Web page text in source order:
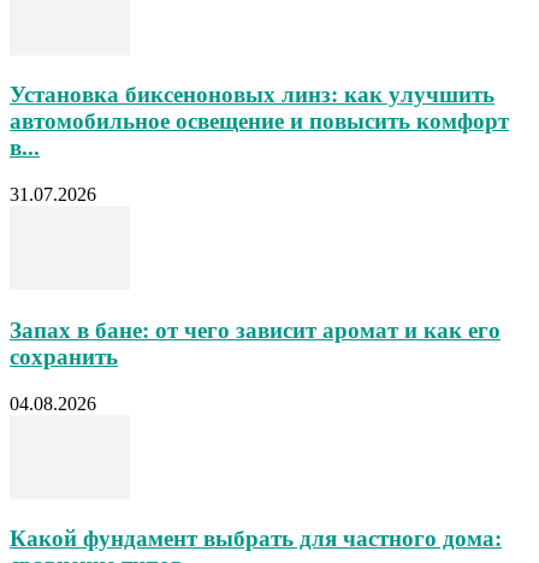
Установка биксеноновых линз: как улучшить
автомобильное освещение и повысить комфорт
в...
31.07.2026
Запах в бане: от чего зависит аромат и как его
сохранить
04.08.2026
Какой фундамент выбрать для частного дома: